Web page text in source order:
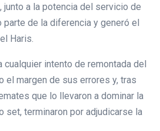
junto a la potencia del servicio de
parte de la diferencia y generó el
Haris.
cualquier intento de remontada del
el margen de sus errores y, tras
que lo llevaron a dominar la
set, terminaron por adjudicarse la